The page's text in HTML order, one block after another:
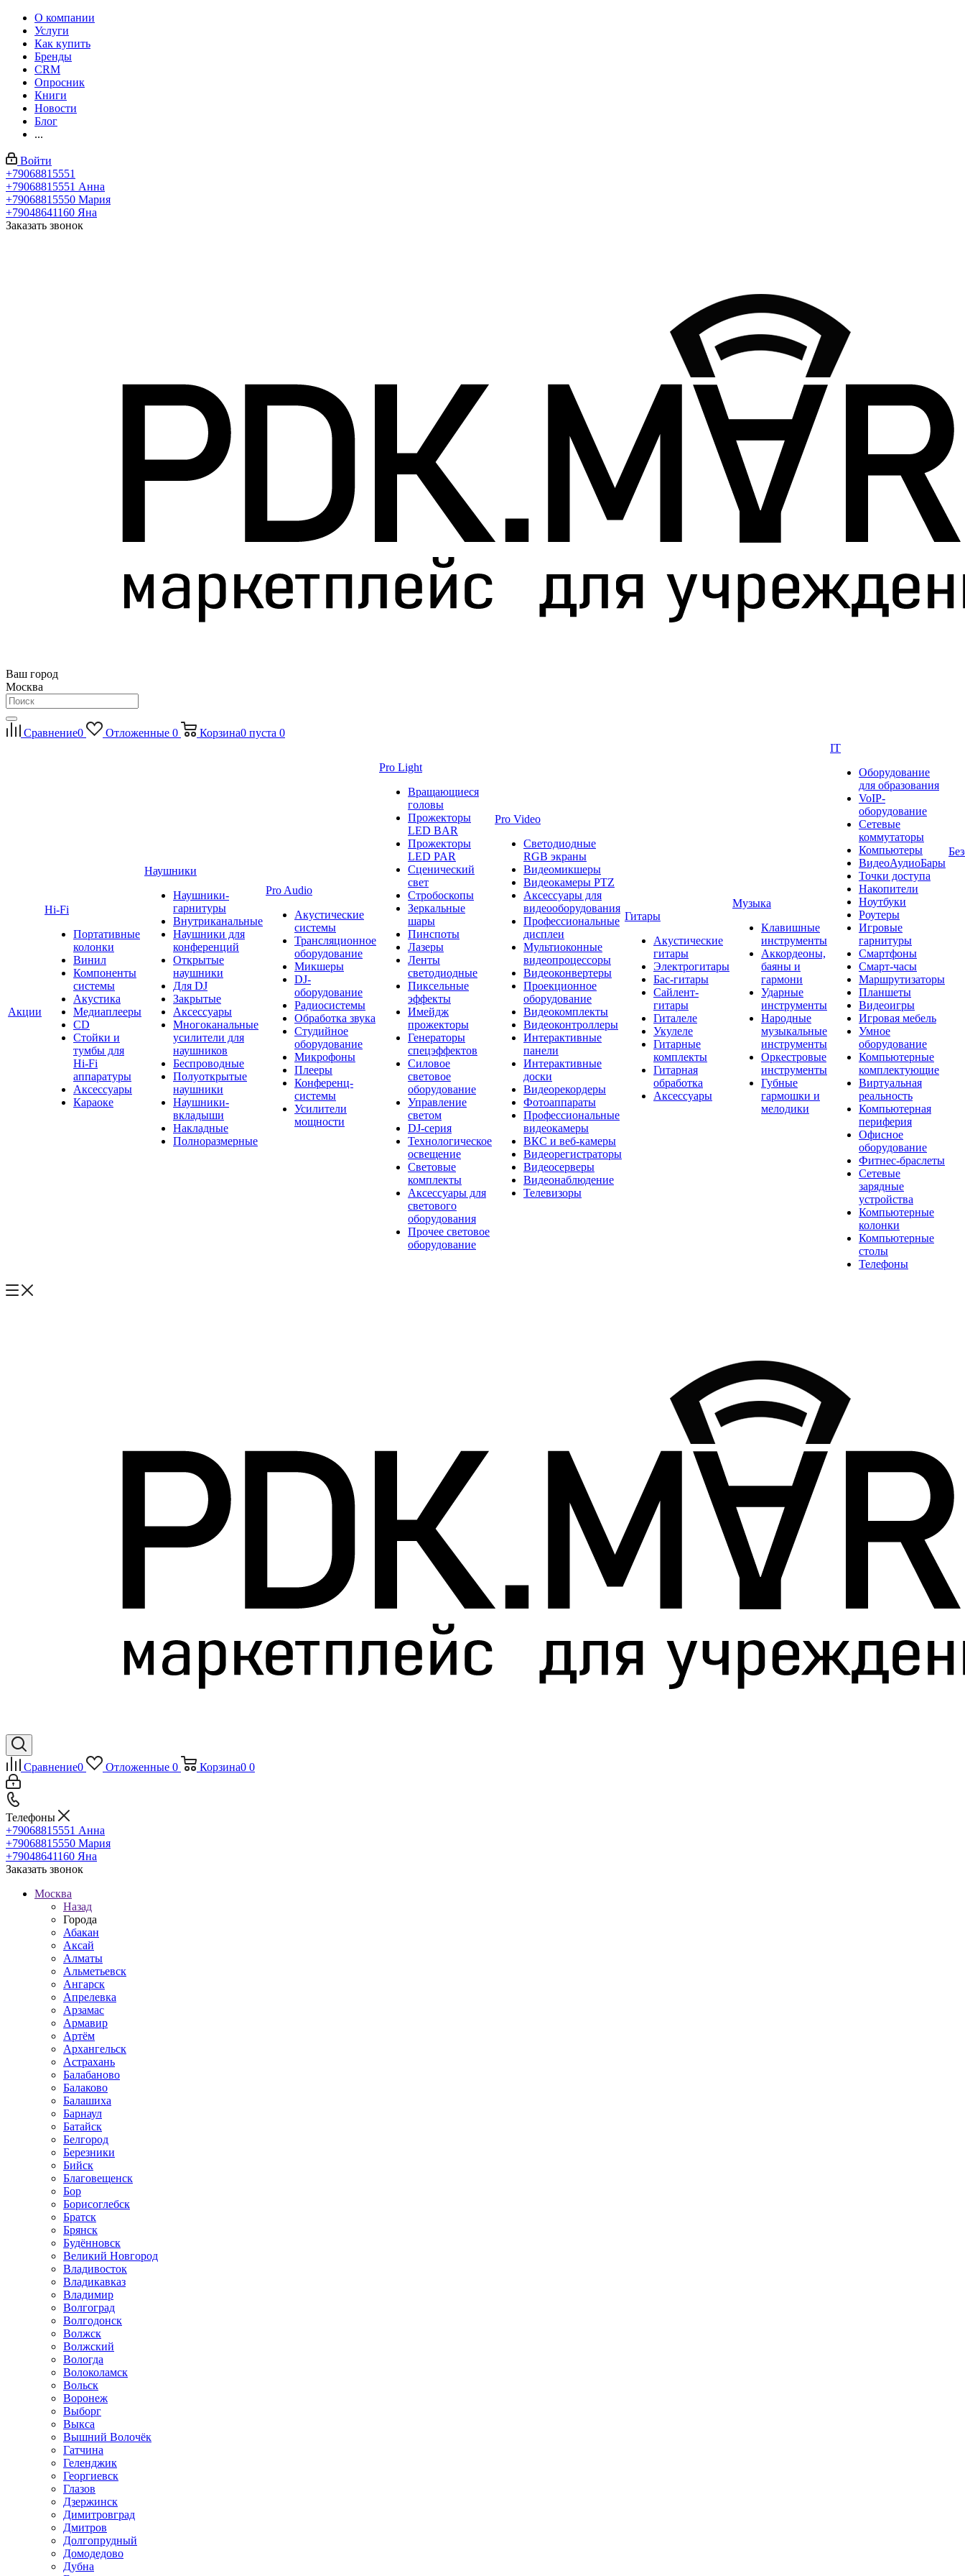
О компании
Услуги
Как купить
Бренды
CRM
Опросник
Книги
Новости
Блог
...
Войти
+79068815551
+79068815551 Анна
+79068815550 Мария
+79048641160 Яна
Заказать звонок
Ваш город
Москва
Сравнение0 Отложенные 0 Корзина0 пуста 0
Акции
Hi-Fi
Портативные
колонки
Винил
Компоненты
системы
Акустика
Медиаплееры
CD
Стойки и
тумбы для
Hi-Fi
аппаратуры
Аксессуары
Караоке
Наушники
Наушники-
гарнитуры
Внутриканальные
Наушники для
конференций
Открытые
наушники
Для DJ
Закрытые
Аксессуары
Многоканальные
усилители для
наушников
Беспроводные
Полуоткрытые
наушники
Наушники-
вкладыши
Накладные
Полноразмерные
Pro Audio
Акустические
системы
Трансляционное
оборудование
Микшеры
DJ-
оборудование
Радиосистемы
Обработка звука
Студийное
оборудование
Микрофоны
Плееры
Конференц-
системы
Усилители
мощности
Pro Light
Вращающиеся
головы
Прожекторы
LED BAR
Прожекторы
LED PAR
Сценический
свет
Стробоскопы
Зеркальные
шары
Пинспоты
Лазеры
Ленты
светодиодные
Пиксельные
эффекты
Имейдж
прожекторы
Генераторы
спецэффектов
Силовое
световое
оборудование
Управление
светом
DJ-серия
Технологическое
освещение
Световые
комплекты
Аксессуары для
светового
оборудования
Прочее световое
оборудование
Pro Video
Светодиодные
RGB экраны
Видеомикшеры
Видеокамеры PTZ
Аксессуары для
видеооборудования
Профессиональные
дисплеи
Мультиоконные
видеопроцессоры
Видеоконвертеры
Проекционное
оборудование
Видеокомплекты
Видеоконтроллеры
Интерактивные
панели
Интерактивные
доски
Видеорекордеры
Фотоаппараты
Профессиональные
видеокамеры
ВКС и веб-камеры
Видеорегистраторы
Видеосерверы
Видеонаблюдение
Телевизоры
Гитары
Акустические
гитары
Электрогитары
Бас-гитары
Сайлент-
гитары
Гиталеле
Укулеле
Гитарные
комплекты
Гитарная
обработка
Аксессуары
Музыка
Клавишные
инструменты
Аккордеоны,
баяны и
гармони
Ударные
инструменты
Народные
музыкальные
инструменты
Оркестровые
инструменты
Губные
гармошки и
мелодики
IT
Оборудование
для образования
VoIP-
оборудование
Сетевые
коммутаторы
Компьютеры
ВидеоАудиоБары
Точки доступа
Накопители
Ноутбуки
Роутеры
Игровые
гарнитуры
Смартфоны
Смарт-часы
Маршрутизаторы
Планшеты
Видеоигры
Игровая мебель
Умное
оборудование
Компьютерные
комплектующие
Виртуальная
реальность
Компьютерная
периферия
Офисное
оборудование
Фитнес-браслеты
Сетевые
зарядные
устройства
Компьютерные
колонки
Компьютерные
столы
Телефоны
Сравнение0 Отложенные 0 Корзина0 0
Телефоны
+79068815551 Анна
+79068815550 Мария
+79048641160 Яна
Заказать звонок
Москва
Назад
Города
Абакан
Аксай
Алматы
Альметьевск
Ангарск
Апрелевка
Арзамас
Армавир
Артём
Архангельск
Астрахань
Балабаново
Балаково
Балашиха
Барнаул
Батайск
Белгород
Березники
Бийск
Благовещенск
Бор
Борисоглебск
Братск
Брянск
Будённовск
Великий Новгород
Владивосток
Владикавказ
Владимир
Волгоград
Волгодонск
Волжск
Волжский
Вологда
Волоколамск
Вольск
Воронеж
Выборг
Выкса
Вышний Волочёк
Гатчина
Геленджик
Георгиевск
Глазов
Дзержинск
Димитровград
Дмитров
Долгопрудный
Домодедово
Дубна